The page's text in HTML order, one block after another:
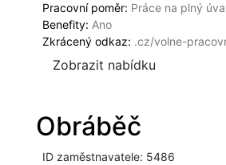
Pracovní poměr: Práce na plný
Benefity: Ano
Zkrácený odkaz: .cz/volne-
Zobrazit nabídku
Obráběč
ID zaměstnavatele: 5486